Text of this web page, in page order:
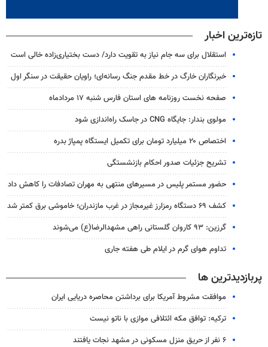
تازه‌ترین اخبار
استقلال برای سه جام نیاز به تقویت دارد/ دست بختیاری‌زاده خالی است
خبرنگاران خارگ در خط مقدم جنگ رسانه‌ای؛ راویان حقیقت در سنگر اول
صفحه نخست روزنامه های استان فارس شنبه ۱۷ مردادماه
مولوی بندار: جایگاه CNG در جاسک راه‌اندازی شود
اختصاص ۲۰ میلیارد تومان برای تکمیل ایستگاه پمپاژ بدره
تشریح جزئیات صدور احکام بازنشستگی
حضور مستمر پلیس در مسیرهای منتهی به مهران تصادفات را کاهش داد
کشف ۶۹ دستگاه رمزارز غیرمجاز در غرب مازندران؛ خاموشی برق کمتر شد
گرزین: ۹۳ کاروان گلستانی راهی مشهدالرضا(ع) می‌شوند
تداوم هوای گرم در ایلام طی هفته جاری
پربازدیدترین ها
موافقت مشروط آمریکا برای برداشتن محاصره دریایی ایران
ترکیه: توافق مکه ائتلافی موازی با ناتو نیست
۶ نفر از حریق منزل مسکونی در مشهد نجات یافتند